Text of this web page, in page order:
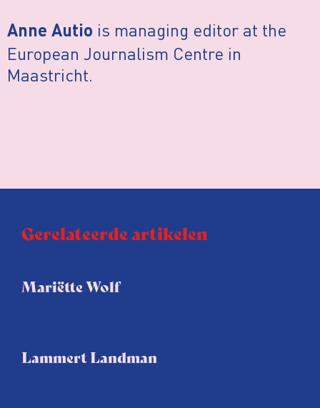
Anne Autio is managing editor at the
European Journalism Centre in
Maastricht.
Gerelateerde artikelen
Mariëtte Wolf
Lammert Landman